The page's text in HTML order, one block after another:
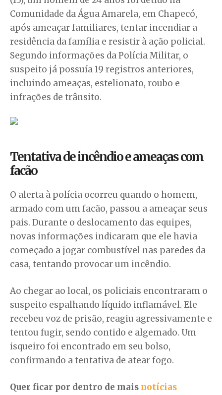
Comunidade da Água Amarela, em Chapecó,
após ameaçar familiares, tentar incendiar a
residência da família e resistir à ação policial.
Segundo informações da Polícia Militar, o
suspeito já possuía 19 registros anteriores,
incluindo ameaças, estelionato, roubo e
infrações de trânsito.
Tentativa de incêndio e ameaças com
facão
O alerta à polícia ocorreu quando o homem,
armado com um facão, passou a ameaçar seus
pais. Durante o deslocamento das equipes,
novas informações indicaram que ele havia
começado a jogar combustível nas paredes da
casa, tentando provocar um incêndio.
Ao chegar ao local, os policiais encontraram o
suspeito espalhando líquido inflamável. Ele
recebeu voz de prisão, reagiu agressivamente e
tentou fugir, sendo contido e algemado. Um
isqueiro foi encontrado em seu bolso,
confirmando a tentativa de atear fogo.
Quer ficar por dentro de mais notícias